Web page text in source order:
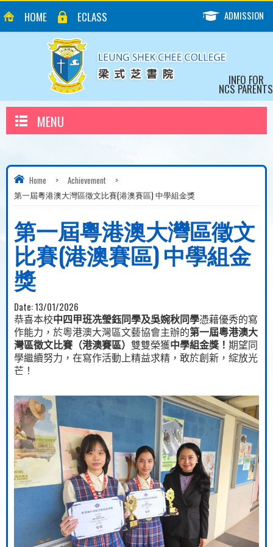
HOME ECLASS ADMISSION
INFO FOR
NCS PARENTS
MENU
Home > Achievement
>
第一屆粵港澳大灣區徵文比賽(港澳賽區) 中學組金獎
第一屆粵港澳大灣區徵文
比賽(港澳賽區) 中學組金
獎
Date:13/01/2026
恭喜本校中四甲班冼瑩鈺同學及吳婉秋同學憑藉優秀的寫
作能力，於粵港澳大灣區文藝協會主辦的第一屆粵港澳大
灣區徵文比賽（港澳賽區） 雙雙榮獲中學組金獎！ 期望同
學繼續努力，在寫作活動上精益求精，敢於創新，綻放光
芒！